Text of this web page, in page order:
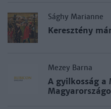
Sághy Marianne
Keresztény
Mezey Barna
A gyilkosság a